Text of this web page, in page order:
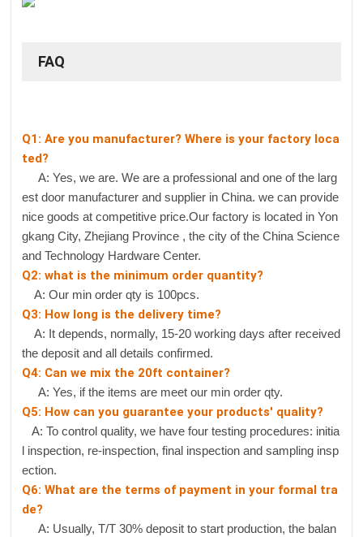
FAQ
Q1: Are you manufacturer? Where is your factory loca
ted?
A: Yes, we are. We are a professional and one of the larg
est door manufacturer and supplier in China. we can provide
nice goods at competitive price.Our factory is located in Yon
gkang City, Zhejiang Province , the city of the China Science
and Technology Hardware Center.
Q2: what is the minimum order quantity?
A: Our min order qty is 100pcs.
Q3: How long is the delivery time?
A: It depends, normally, 15-20 working days after received
the deposit and all details confirmed.
Q4: Can we mix the 20ft container?
A: Yes, if the items are meet our min order qty.
Q5: How can you guarantee your products' quality?
A: To control quality, we have four testing procedures: initia
l inspection, re-inspection, final inspection and sampling insp
ection.
Q6: What are the terms of payment in your formal tra
de?
A: Usually, T/T 30% deposit to start production, the balan